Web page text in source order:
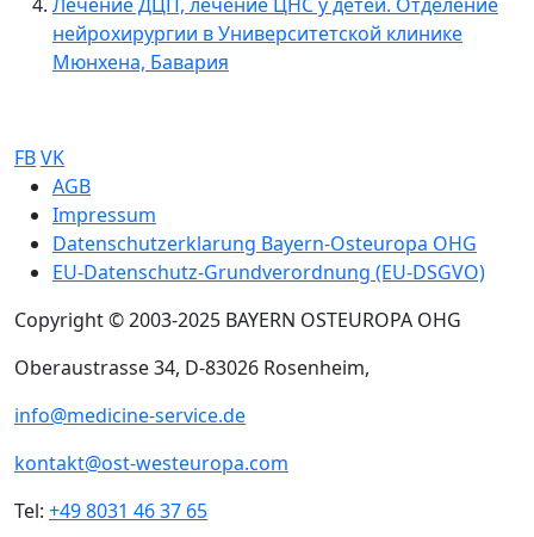
нейрохирургии в Университетской клинике
Мюнхена, Бавария
FBVK
Sub footer
AGB
Impressum
Datenschutzerklarung Bayern-Osteuropa OHG
EU-Datenschutz-Grundverordnung (EU-DSGVO)
Copyright © 2003-2025 BAYERN OSTEUROPA OHG
Oberaustrasse 34, D-83026 Rosenheim,
info@medicine-service.de
kontakt@ost-westeuropa.com
Tel: +49 8031 46 37 65